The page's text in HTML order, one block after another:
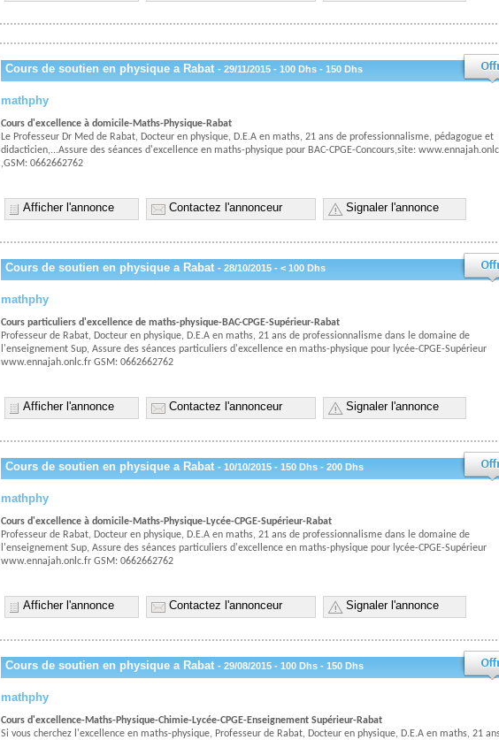
Cours de soutien en physique a Rabat - 29/11/2015 - 100 Dhs - 150 Dhs
mathphy
Cours d'excellence à domicile-Maths-Physique-Rabat
Le Professeur Dr Med de Rabat, Docteur en physique, D.E.A en maths, 21 ans de professionnalisme, pédagogue et
didacticien,...Assure des séances d'excellence en maths-physique pour BAC-CPGE-Concours,site:
,GSM: 0662662762
Afficher l'annonce Contactez l'annonceur Signaler l'annonce
Cours de soutien en physique a Rabat - 28/10/2015 - < 100 Dhs
mathphy
Cours particuliers d'excellence de maths-physique-BAC-CPGE-Supérieur-Rabat
Professeur de Rabat, Docteur en physique, D.E.A en maths, 21 ans de professionnalisme dans le domaine de
l'enseignement Sup, Assure des séances particuliers d'excellence en maths-physique pour lycée-CPGE-Supérieur
www.ennajah.onlc.fr GSM: 0662662762
Afficher l'annonce Contactez l'annonceur Signaler l'annonce
Cours de soutien en physique a Rabat - 10/10/2015 - 150 Dhs - 200 Dhs
mathphy
Cours d'excellence à domicile-Maths-Physique-Lycée-CPGE-Supérieur-Rabat
Professeur de Rabat, Docteur en physique, D.E.A en maths, 21 ans de professionnalisme dans le domaine de
l'enseignement Sup, Assure des séances particuliers d'excellence en maths-physique pour lycée-CPGE-Supérieur
www.ennajah.onlc.fr GSM: 0662662762
Afficher l'annonce Contactez l'annonceur Signaler l'annonce
Cours de soutien en physique a Rabat - 29/08/2015 - 100 Dhs - 150 Dhs
mathphy
Cours d'excellence-Maths-Physique-Chimie-Lycée-CPGE-Enseignement Supérieur-Rabat
Si vous cherchez l'excellence en maths-physique, Professeur de Rabat, Docteur en physique, D.E.A en maths, 21